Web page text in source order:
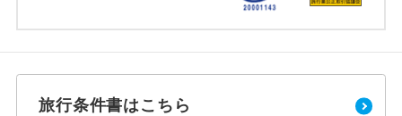
旅行条件書はこちら